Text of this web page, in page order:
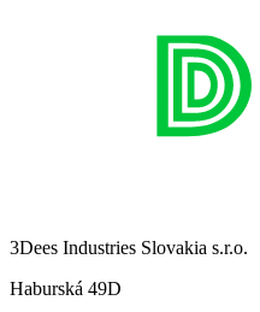
3Dees Industries Slovakia s.r.o.
Haburská 49D